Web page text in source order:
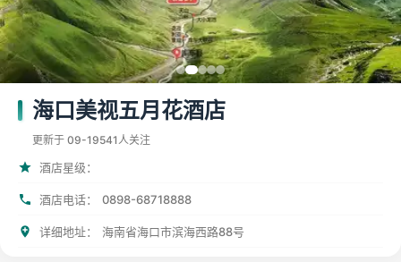
海口美视五月花酒店
更新于 09-19541人关注
酒店星级：
酒店电话： 0898-68718888
详细地址： 海南省海口市滨海西路88号